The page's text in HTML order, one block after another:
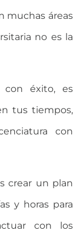
muchas áreas
no es la
con éxito, es
tus tiempos,
con
crear un plan
y horas para
con los